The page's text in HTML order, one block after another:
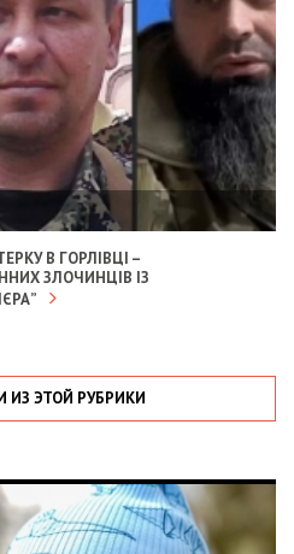
В ГОРЛІВЦІ –
ЗЛОЧИНЦІВ ІЗ
ИЗ ЭТОЙ РУБРИКИ